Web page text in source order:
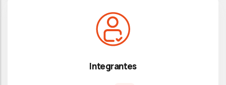
Integrantes